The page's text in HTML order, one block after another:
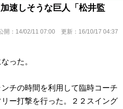
速しそうな巨人「松井監
開： 14/02/11 07:00 更新： 16/10/17 04:37
った。
チの時間を利用して臨時コーチ
ー打撃を行った。２２スイング